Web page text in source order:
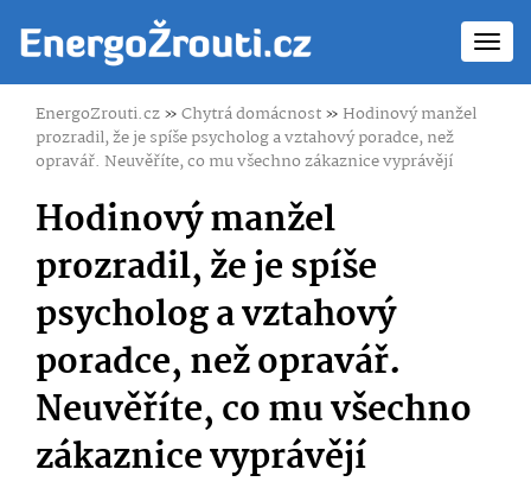
EnergoZrouti.cz»Chytrá domácnost» Hodinový manžel
prozradil, že je spíše psycholog a vztahový poradce, než
opravář. Neuvěříte, co mu všechno zákaznice vyprávějí
Hodinový manžel
prozradil, že je spíše
psycholog a vztahový
poradce, než opravář.
Neuvěříte, co mu všechno
zákaznice vyprávějí